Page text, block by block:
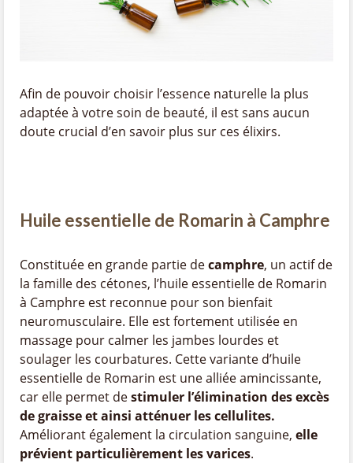
Afin de pouvoir choisir l’essence naturelle la plus
adaptée à votre soin de beauté, il est sans aucun
doute crucial d’en savoir plus sur ces élixirs.
Huile essentielle de Romarin à Camphre
Constituée en grande partie decamphre, un actif de
la famille des cétones, l’huile essentielle de Romarin
à Camphre est reconnue pour son bienfait
neuromusculaire. Elle est fortement utilisée en
massage pour calmer les jambes lourdes et
soulager les courbatures. Cette variante d’huile
essentielle de Romarin est une alliée amincissante,
car elle permet destimuler l’élimination des excès
de graisse et ainsi atténuer les cellulites.
Améliorant également la circulation sanguine, elle
prévient particulièrement les varices.